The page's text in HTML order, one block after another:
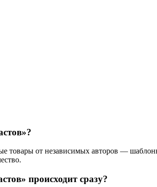
товары от независимых авторов —
происходит сразу?